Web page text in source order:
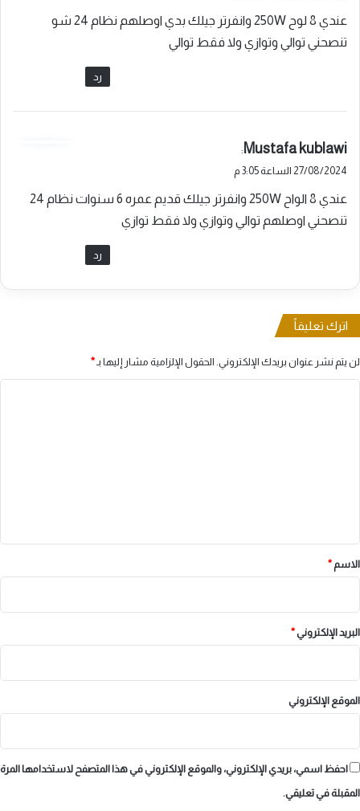
ل
عندي 8 لوح 250W وانفرتر جيلك بدي اوصلهم نظام 24 شو
تنصحني توالي وتوازي ولا فقط توالي
رد
ي
ق
ل
Mustafa kublawi
:
27/08/2024 الساعة 3:05 م
عندي 8 الواح 250W وانفرتر جيلك قديم عمره 6 سنوات نظام 24
تنصحني اوصلهم توالي وتوازي ولا فقط توازي
رد
اترك تعليقاً
لن يتم نشر عنوان بريدك الإلكتروني. الحقول الإلزامية مشار إليها بـ*
*
الاسم *
البريد الإلكتروني*
الموقع الإلكتروني
احفظ اسمي، بريدي الإلكتروني، والموقع الإلكتروني في هذا المتصفح لاستخدامها المرة
المقبلة في تعليقي.